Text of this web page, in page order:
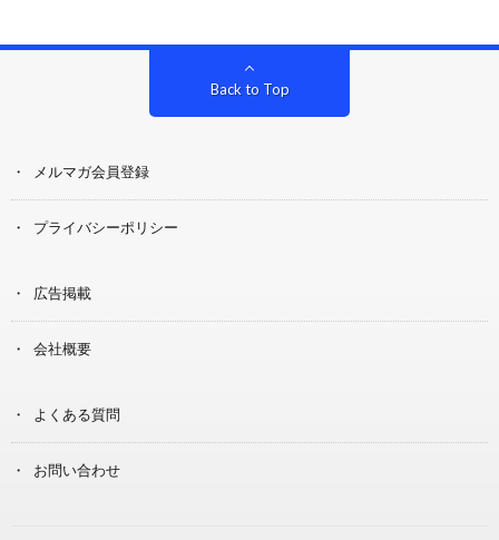
Back to Top
メルマガ会員登録
プライバシーポリシー
広告掲載
会社概要
よくある質問
お問い合わせ